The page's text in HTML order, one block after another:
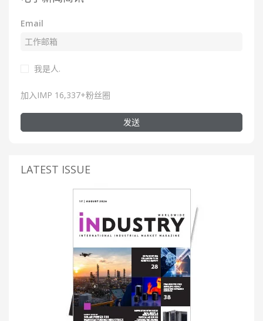
Email
我是人.
加入IMP 16,337+粉丝圈
发送
LATEST ISSUE